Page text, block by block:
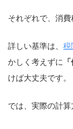
それぞれで、消費
詳しい基準は、 税
かしく考えずに
けば大丈夫です。
では、実際の計算